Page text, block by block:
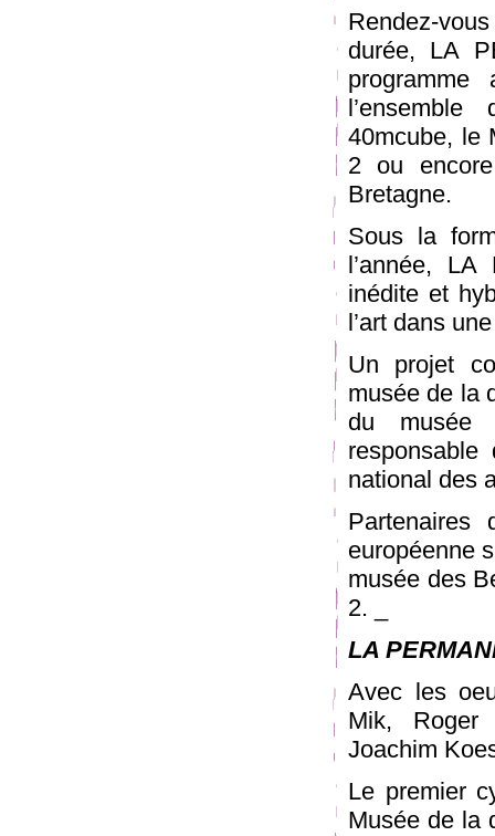
Rendez-
durée, LA
40mcube, le
2 ou encore
Bretagne.
Sous la
l’année, LA
inédite et
l’art dans
Un projet
musée de la
du musée
national des
Partenaires
européenne
musée des
2. _
LA
Avec les
Mik, Roger
Joachim
Le premier
Musée de la